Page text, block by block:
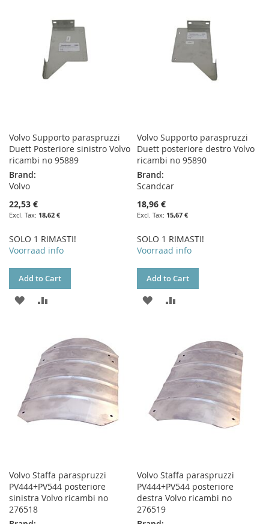
Volvo Supporto paraspruzzi
Duett Posteriore sinistro Volvo
ricambi no 95889
Brand:
Volvo
22,53 €
18,62 €
SOLO 1 RIMASTI!
Voorraad info
Add to Cart
ADD
LIST
COMPARE
Volvo Supporto paraspruzzi
Duett posteriore destro Volvo
ricambi no 95890
Brand:
Scandcar
18,96 €
15,67 €
SOLO 1 RIMASTI!
Voorraad info
Add to Cart
ADD
COMPARE
Volvo Staffa paraspruzzi
PV444+PV544 posteriore
sinistra Volvo ricambi no
276518
Volvo Staffa paraspruzzi
PV444+PV544 posteriore
destra Volvo ricambi no
276519